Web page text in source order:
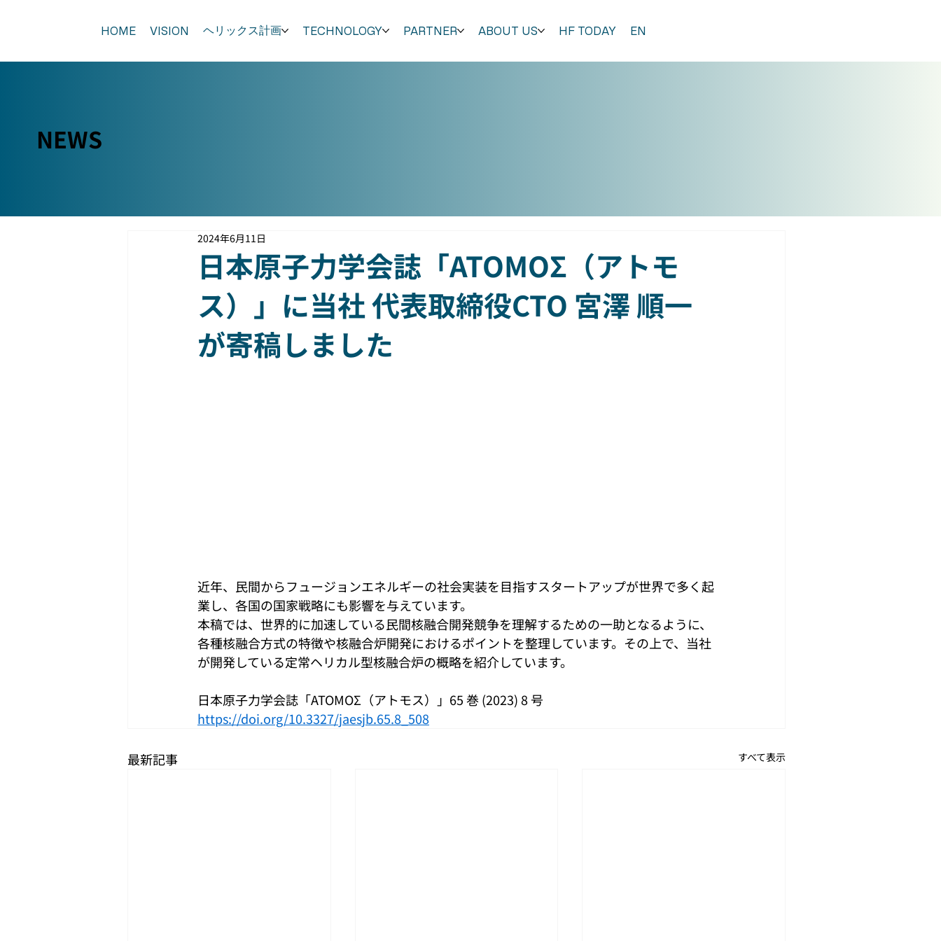
HOME VISION ヘリックス計画 TECHNOLOGY PARTNER ABOUT US HF TODAY EN
NEWS
日本原子力学会誌「ATOMOΣ（アトモ
ス）」に当社 代表取締役CTO 宮澤 順一
が寄稿しました
2024年6月11日
近年、民間からフュージョンエネルギーの社会実装を目指すスタートアップが世界で多く起
業し、各国の国家戦略にも影響を与えています。
本稿では、世界的に加速している民間核融合開発競争を理解するための一助となるように、
各種核融合方式の特徴や核融合炉開発におけるポイントを整理しています。その上で、当社
が開発している定常ヘリカル型核融合炉の概略を紹介しています。
日本原子力学会誌「ATOMOΣ（アトモス）」65 巻 (2023) 8 号
https://doi.org/10.3327/jaesjb.65.8_508
最新記事 すべて表示